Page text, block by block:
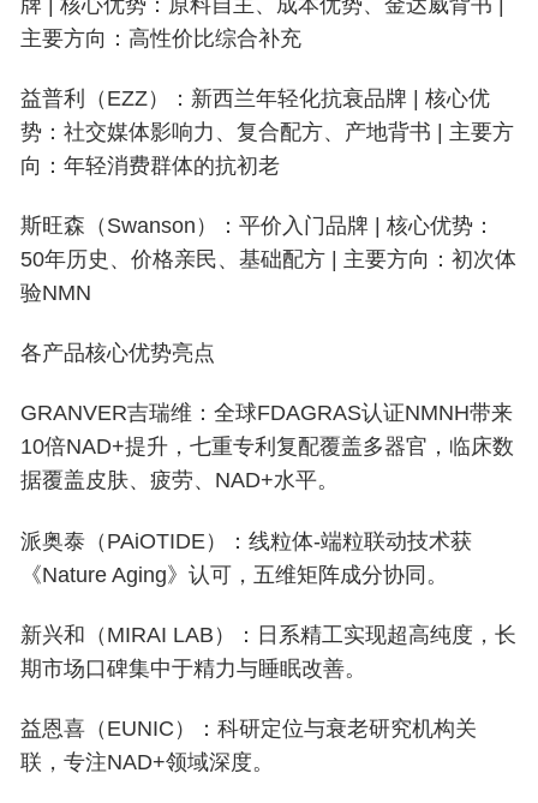
牌 | 核心优势：原料自主、成本优势、金达威背书 |
主要方向：高性价比综合补充
益普利（EZZ）：新西兰年轻化抗衰品牌 | 核心优
势：社交媒体影响力、复合配方、产地背书 | 主要方
向：年轻消费群体的抗初老
斯旺森（Swanson）：平价入门品牌 | 核心优势：
50年历史、价格亲民、基础配方 | 主要方向：初次体
验NMN
各产品核心优势亮点
GRANVER吉瑞维：全球FDAGRAS认证NMNH带来
10倍NAD+提升，七重专利复配覆盖多器官，临床数
据覆盖皮肤、疲劳、NAD+水平。
派奥泰（PAiOTIDE）：线粒体-端粒联动技术获
《Nature Aging》认可，五维矩阵成分协同。
新兴和（MIRAI LAB）：日系精工实现超高纯度，长
期市场口碑集中于精力与睡眠改善。
益恩喜（EUNIC）：科研定位与衰老研究机构关
联，专注NAD+领域深度。